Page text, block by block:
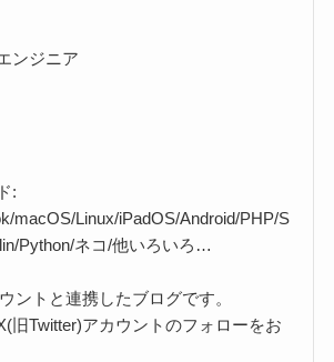
ンジニア
:
macOS/Linux/iPadOS/Android/PHP/S
Python/ネコ/他いろいろ…
ントと連携したブログです。
旧Twitter)アカウントのフォローをお